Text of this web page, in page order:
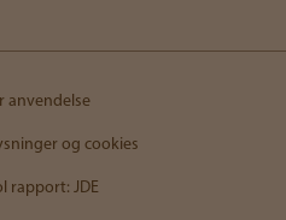
anvendelse
og cookies
rapport: JDE